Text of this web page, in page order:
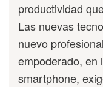
productividad
Las nuevas
nuevo
empoderado, en
smartphone,